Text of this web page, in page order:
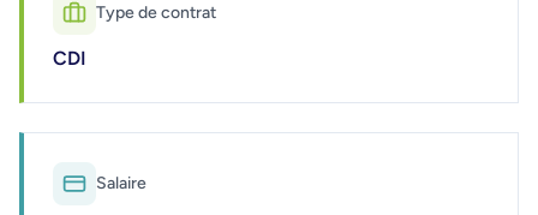
Type de contrat
CDI
Salaire